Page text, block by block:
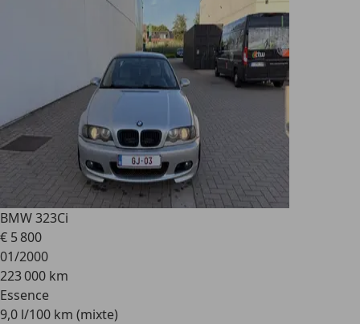
BMW 323Ci
€ 5 800
01/2000
223 000 km
Essence
9,0 l/100 km (mixte)